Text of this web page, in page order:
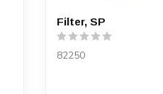
Filter, SP
82250